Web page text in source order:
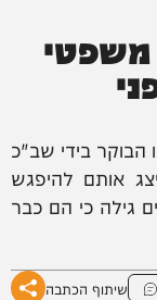
משפטי
הבוקר בידי שב"כ
אותם להיפגש
גילה כי הם כבר
שיתוף הכתבה